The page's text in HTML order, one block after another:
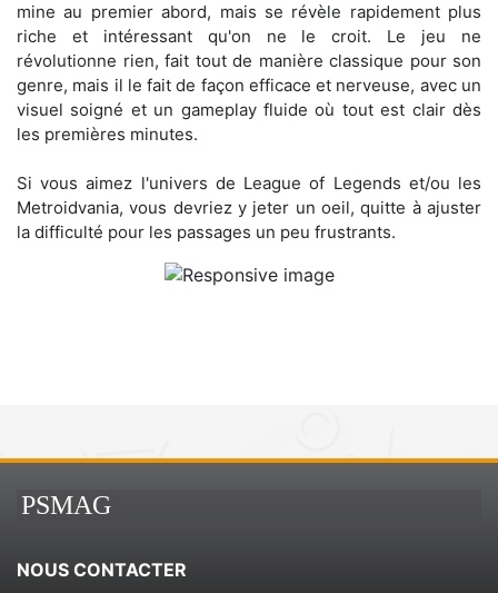
mine au premier abord, mais se révèle rapidement plus
riche et intéressant qu'on ne le croit. Le jeu ne
révolutionne rien, fait tout de manière classique pour son
genre, mais il le fait de façon efficace et nerveuse, avec un
visuel soigné et un gameplay fluide où tout est clair dès
les premières minutes.
Si vous aimez l'univers de League of Legends et/ou les
Metroidvania, vous devriez y jeter un oeil, quitte à ajuster
la difficulté pour les passages un peu frustrants.
PSMAG
NOUS CONTACTER